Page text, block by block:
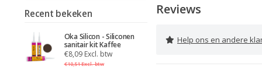
Recent bekeken
Oka Silicon - Siliconen
sanitair kit Kaffee
€8,09 Excl. btw
€10,51 Excl. btw
Reviews
Help ons en andere